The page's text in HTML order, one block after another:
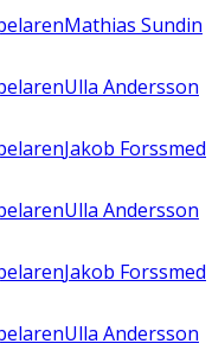
Mathias Sundin
Ulla Andersson
Jakob Forssmed
Ulla Andersson
Jakob Forssmed
Ulla Andersson